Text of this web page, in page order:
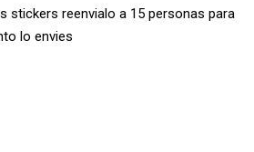
stickers reenvialo a 15 personas para
lo envies